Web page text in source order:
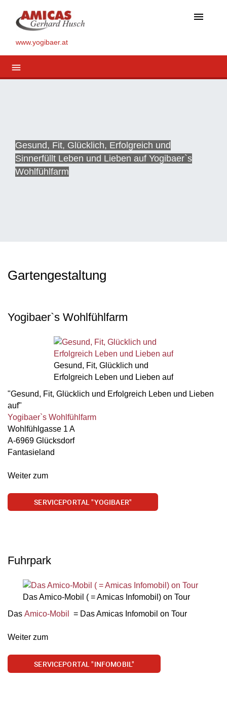
menu
www.yogibaer.at
menu
Gesund, Fit, Glücklich, Erfolgreich und
Sinnerfüllt Leben und Lieben auf Yogibaer`s
Wohlfühlfarm
Gartengestaltung
Yogibaer`s Wohlfühlfarm
Gesund, Fit, Glücklich und
Erfolgreich Leben und Lieben auf
"Gesund, Fit, Glücklich und Erfolgreich Leben und Lieben
auf"
Yogibaer`s Wohlfühlfarm
Wohlfühlgasse 1 A
A-6969 Glücksdorf
Fantasieland
Weiter zum
SERVICEPORTAL "YOGIBAER"
Fuhrpark
Das Amico-Mobil ( = Amicas Infomobil) on Tour
Das Amico-Mobil = Das Amicas Infomobil on Tour
Weiter zum
SERVICEPORTAL "INFOMOBIL"